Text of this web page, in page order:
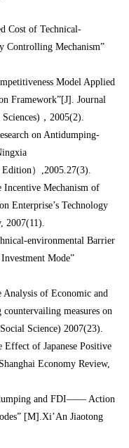
Cost of Technical-
Controlling Mechanism”
Model Applied
Framework”[J]. Journal
，2005(2).
on Antidumping-
）,2005.27(3).
Mechanism of
Enterprise’s Technology
2007(11).
environmental Barrier
Mode”
of Economic and
measures on
Science) 2007(23).
of Japanese Positive
Economy Review,
and FDI—— Action
[M].Xi’An Jiaotong